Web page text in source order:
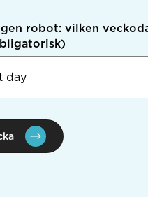
robot: vilken